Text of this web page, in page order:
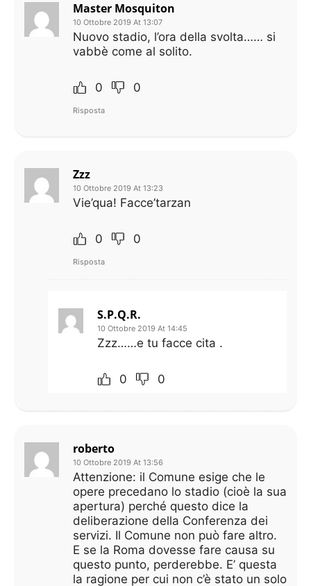
Master Mosquiton
10 Ottobre 2019 At 13:07
Nuovo stadio, l’ora della svolta…… si
vabbè come al solito.
0 0
Risposta
Zzz
10 Ottobre 2019 At 13:23
Vie’qua! Facce’tarzan
0 0
Risposta
S.P.Q.R.
10 Ottobre 2019 At 14:45
Zzz……e tu facce cita .
0 0
roberto
10 Ottobre 2019 At 13:56
Attenzione: il Comune esige che le
opere precedano lo stadio (cioè la sua
apertura) perché questo dice la
deliberazione della Conferenza dei
servizi. Il Comune non può fare altro.
E se la Roma dovesse fare causa su
questo punto, perderebbe. E’ questa
la ragione per cui non c’è stato un solo